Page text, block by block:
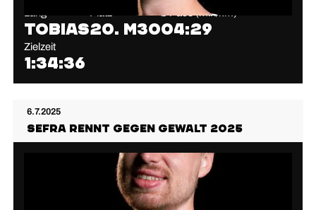
Tobias20. M30
⌀ Pace (min/km)
04:29
Zielzeit
1:34:36
6.7.2025
Sefra rennt gegen Gewalt 2025